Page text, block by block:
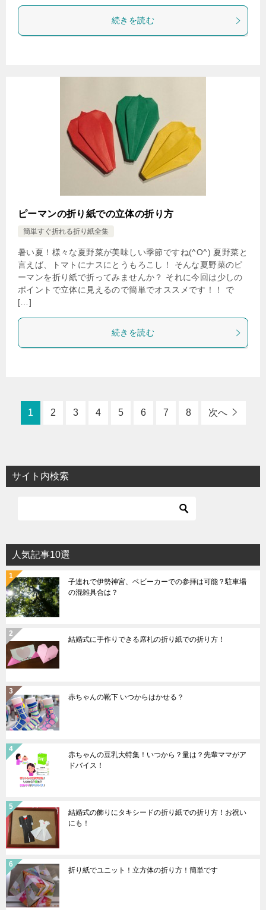
続きを読む
ピーマンの折り紙での立体の折り方
簡単すぐ折れる折り紙全集
暑い夏！様々な夏野菜が美味しい季節ですね(^O^) 夏野菜と
言えば、トマトにナスにとうもろこし！ そんな夏野菜のピ
ーマンを折り紙で折ってみませんか？ それに今回は少しの
ポイントで立体に見えるので簡単でオススメです！！ で
[…]
続きを読む
1 2 3 4 5 6 7 8 次へ
サイト内検索
人気記事10選
子連れで伊勢神宮、ベビーカーでの参拝は可能？駐車場
の混雑具合は？
結婚式に手作りできる席札の折り紙での折り方！
赤ちゃんの靴下 いつからはかせる？
赤ちゃんの豆乳大特集！いつから？量は？先輩ママがア
ドバイス！
結婚式の飾りにタキシードの折り紙での折り方！お祝い
にも！
折り紙でユニット！立方体の折り方！簡単です